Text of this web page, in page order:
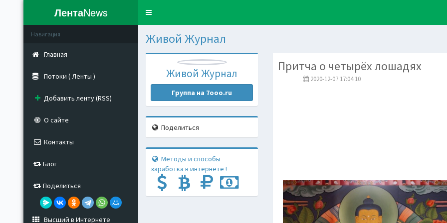
ЛентаNews
Toggle
Навигация
Главная
Потоки ( Ленты )
Добавить ленту (RSS)
О сайте
Контакты
Блог
Поделиться
Высший в Интернете
Живой Журнал
Живой Журнал
Группа на 7ooo.ru
Поделиться
Методы и способы
заработка в интернете !
Притча о четырёх лошадях
2020-12-07 17:04:10